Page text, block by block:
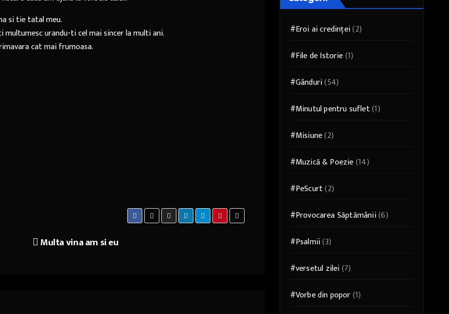
si tie tatal meu.
urandu-ti cel mai sincer la multi ani.
cat mai frumoasa.
Multa vina am si eu
#Eroi ai credinței(2)
#File de Istorie(1)
#Gânduri(54)
#Minutul pentru suflet(1)
#Misiune(2)
#Muzică & Poezie(14)
#PeScurt(2)
#Provocarea Săptămânii(6)
#Psalmii(3)
#versetul zilei(7)
#Vorbe din popor(1)